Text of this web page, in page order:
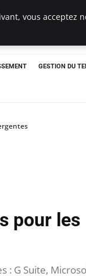
GESTION DU
pour les
: G Suite,
vous acceptez